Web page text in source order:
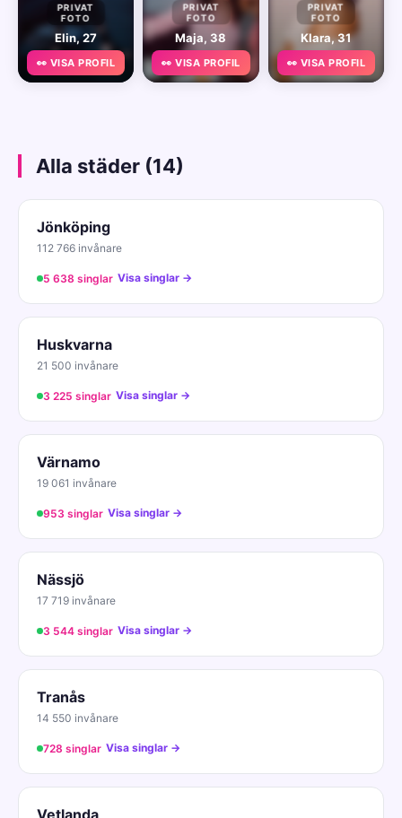
PRIVAT
FOTO
Elin, 27
👀 VISA PROFIL
PRIVAT
FOTO
Maja, 38
👀 VISA PROFIL
PRIVAT
FOTO
Klara, 31
👀 VISA PROFIL
Alla städer (14)
Jönköping
112 766 invånare
5 638 singlar Visa singlar →
Huskvarna
21 500 invånare
3 225 singlar Visa singlar →
Värnamo
19 061 invånare
953 singlar Visa singlar →
Nässjö
17 719 invånare
3 544 singlar Visa singlar →
Tranås
14 550 invånare
728 singlar Visa singlar →
Vetlanda